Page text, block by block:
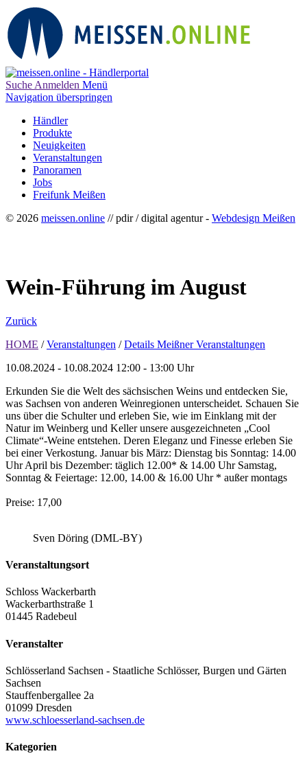
Suche Anmelden Menü
Navigation überspringen
Händler
Produkte
Neuigkeiten
Veranstaltungen
Panoramen
Jobs
Freifunk Meißen
© 2026 meissen.online // pdir / digital agentur - Webdesign Meißen
Wein-Führung im August
Zurück
HOME / Veranstaltungen / Details Meißner Veranstaltungen
10.08.2024 - 10.08.2024 12:00 - 13:00 Uhr
Erkunden Sie die Welt des sächsischen Weins und entdecken Sie,
was Sachsen von anderen Weinregionen unterscheidet. Schauen Sie
uns über die Schulter und erleben Sie, wie im Einklang mit der
Natur im Weinberg und Keller unsere ausgezeichneten „Cool
Climate“-Weine entstehen. Deren Eleganz und Finesse erleben Sie
bei einer Verkostung. Januar bis März: Dienstag bis Sonntag: 14.00
Uhr April bis Dezember: täglich 12.00* & 14.00 Uhr Samstag,
Sonntag & Feiertage: 12.00, 14.00 & 16.00 Uhr * außer montags
Preise: 17,00
Sven Döring (DML-BY)
Veranstaltungsort
Schloss Wackerbarth
Wackerbarthstraße 1
01445 Radebeul
Veranstalter
Schlösserland Sachsen - Staatliche Schlösser, Burgen und Gärten
Sachsen
Stauffenbergallee 2a
01099 Dresden
www.schloesserland-sachsen.de
Kategorien